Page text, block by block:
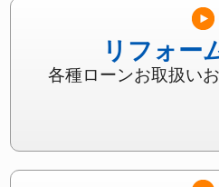
リフォー
各種ローンお取扱い